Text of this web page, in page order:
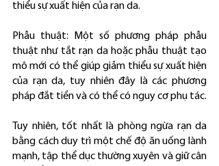
thiểu sự xuất hiện của rạn da.
Phẫu thuật: Một số phương pháp phẫu
thuật như tắt rạn da hoặc phẫu thuật tạo
mô mới có thể giúp giảm thiểu sự xuất hiện
của rạn da, tuy nhiên đây là các phương
pháp đắt tiền và có thể có nguy cơ phụ tác.
Tuy nhiên, tốt nhất là phòng ngừa rạn da
bằng cách duy trì một chế độ ăn uống lành
mạnh, tập thể dục thường xuyên và giữ cân